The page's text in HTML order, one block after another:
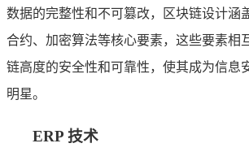
数据的完整性和不可篡改，区块链设计涵
合约、加密算法等核心要素，这些要素相
链高度的安全性和可靠性，使其成为信息
明星。
ERP 技术